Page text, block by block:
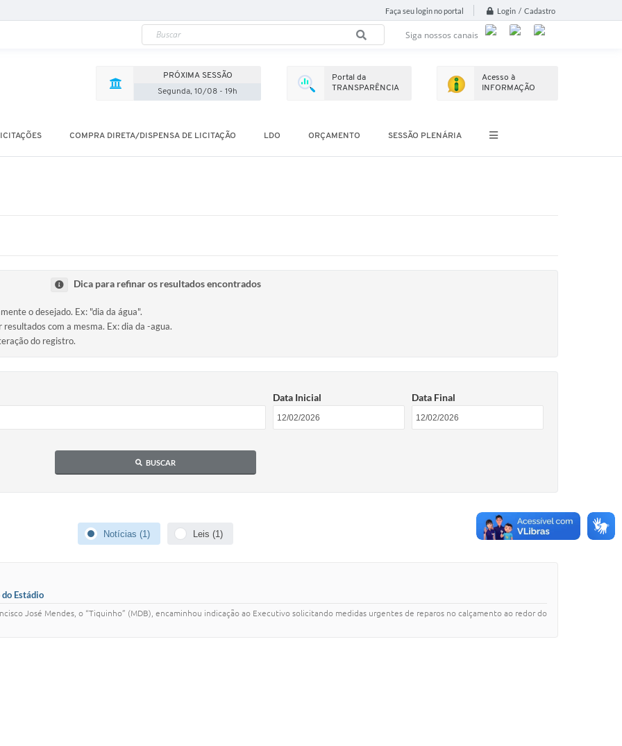
Faça seu login no portal Login / Cadastro
Siga nossos canais
Acesso à
INFORMAÇÃO
Portal da
TRANSPARÊNCIA
PRÓXIMA SESSÃO
Segunda, 10/08 - 19h
COMPRA DIRETA/DISPENSA DE LICITAÇÃO LDO ORÇAMENTO SESSÃO PLENÁRIA
Dica para refinar os resultados encontrados
o desejado. Ex: "dia da água".
com a mesma. Ex: dia da -agua.
do registro.
Data Inicial Data Final
BUSCAR
Notícias (1) Leis (1)
Estádio
José Mendes, o “Tiquinho” (MDB), encaminhou indicação ao Executivo solicitando medidas urgentes de reparos no calçamento ao redor do